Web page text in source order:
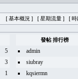
[ 基本概況 ] [ 星期流量 ] [ 時
發帖 排行榜
5
admin
3
siubray
1
kqsiermn